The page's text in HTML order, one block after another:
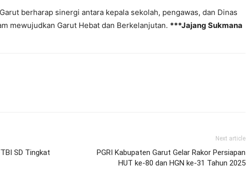
berharap sinergi antara kepala sekolah, pengawas, dan Dinas
mewujudkan Garut Hebat dan Berkelanjutan. ***Jajang Sukmana
SD Tingkat
Next article
PGRI Kabupaten Garut Gelar Rakor Persiapan
HUT ke-80 dan HGN ke-31 Tahun 2025